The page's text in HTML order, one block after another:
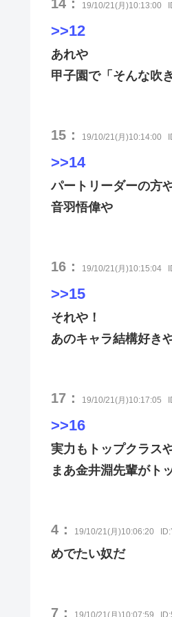
14： 19/10/21(月)10:13:00
>>12
あれや
甲子園で「そんな吹
15： 19/10/21(月)10:14:00
>>14
パートリーダーの方
音羽悟偉や
16： 19/10/21(月)10:15:04
>>15
それや！
あのキャラ結構好き
17： 19/10/21(月)10:17:05
>>16
実力もトップクラス
まあ金井淵先輩がト
4： 19/10/21(月)10:06:20
めでたい奴だ
7： 19/10/21(月)10:07:59